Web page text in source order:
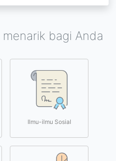
bagi Anda
Ilmu-ilmu Sosial